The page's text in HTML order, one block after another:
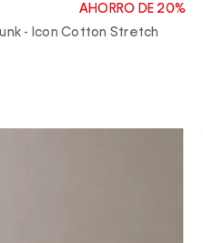
AHORRO DE 20%
- Icon Cotton Stretch